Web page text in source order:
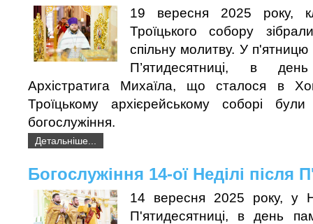
19 вересня 2025 року,
Троїцького собору
спільну молитву. У п'ятницю
П’ятидесятниці, в
Архістратига Михаїла, що сталося в
Троїцькому архієрейському соборі були
богослужіння.
Детальніше...
Богослужіння 14-ої Неділі після
14 вересня 2025 року, у
П'ятидесятниці, в день